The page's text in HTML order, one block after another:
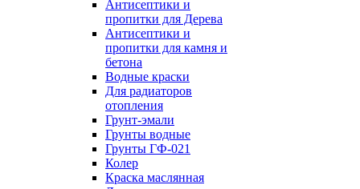
Антисептики и
пропитки для Дерева
Антисептики и
пропитки для камня и
бетона
Водные краски
Для радиаторов
отопления
Грунт-эмали
Грунты водные
Грунты ГФ-021
Колер
Краска маслянная